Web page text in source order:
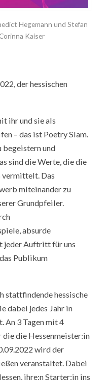
Hegemann und Stefan
Kaiser
der hessischen
ihr und sie als
– das ist Poetry Slam.
begeistern und
sind die Werte, die die
vermittelt. Das
miteinander zu
Grundpfeiler.
absurde
jeder Auftritt für uns
Publikum
stattfindende hessische
dabei jedes Jahr in
An 3 Tagen mit 4
die Hessenmeister:in
wird der
veranstaltet. Dabei
ihre:n Starter:in ins